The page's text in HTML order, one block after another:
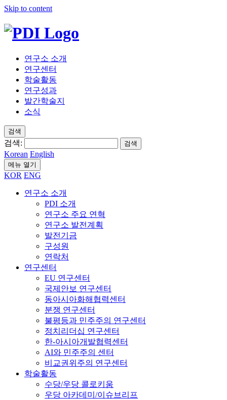
Skip to content
연구소 소개
연구센터
학술활동
연구성과
발간학술지
소식
검색
검색: 검색
Korean English
메뉴 열기
KOR ENG
연구소 소개
PDI 소개
연구소 주요 연혁
연구소 발전계획
발전기금
구성원
연락처
연구센터
EU 연구센터
국제안보 연구센터
동아시아화해협력센터
분쟁 연구센터
불평등과 민주주의 연구센터
정치리더십 연구센터
한-아시아개발협력센터
AI와 민주주의 센터
비교권위주의 연구센터
학술활동
수당/우당 콜로키움
우당 아카데미/이슈브리프